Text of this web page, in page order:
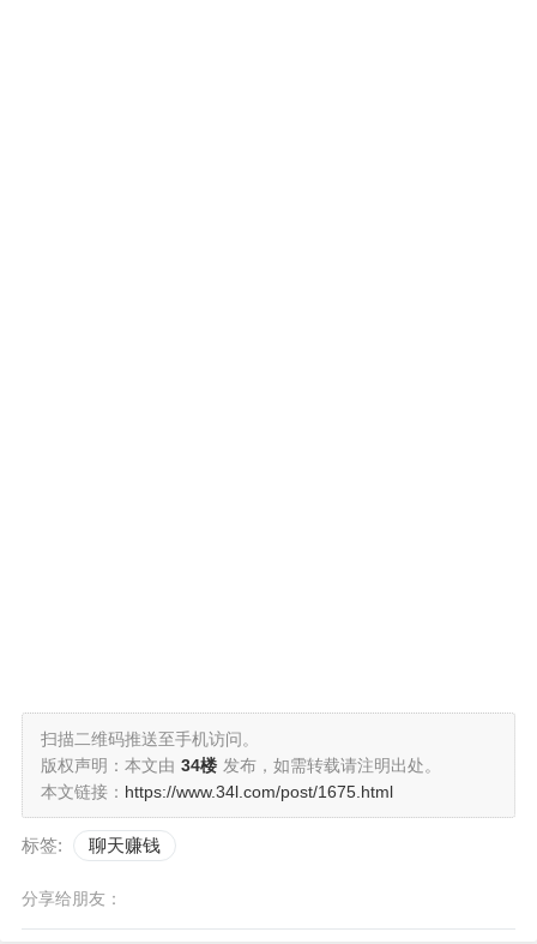
扫描二维码推送至手机访问。
版权声明：本文由 34楼 发布，如需转载请注明出处。
本文链接： https://www.34l.com/post/1675.html
标签: 聊天赚钱
分享给朋友：